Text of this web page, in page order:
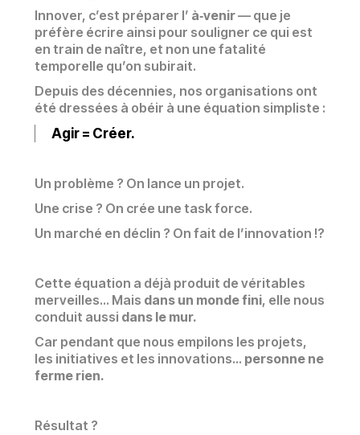
Innover, c’est préparer l’ à‑venir— que je
préfère écrire ainsi pour souligner ce qui est
en train de naître, et non une fatalité
temporelle qu’on subirait.
Depuis des décennies, nos organisations ont
été dressées à obéir à une équation simpliste :
Agir = Créer.
Un problème ? On lance un projet.
Une crise ? On crée une task force.
Un marché en déclin ? On fait de l’innovation !?
Cette équation a déjà produit de véritables
merveilles... Mais dans un monde fini, elle nous
conduit aussi dans le mur.
Car pendant que nous empilons les projets,
les initiatives et les innovations… personne ne
ferme rien.
Résultat ?